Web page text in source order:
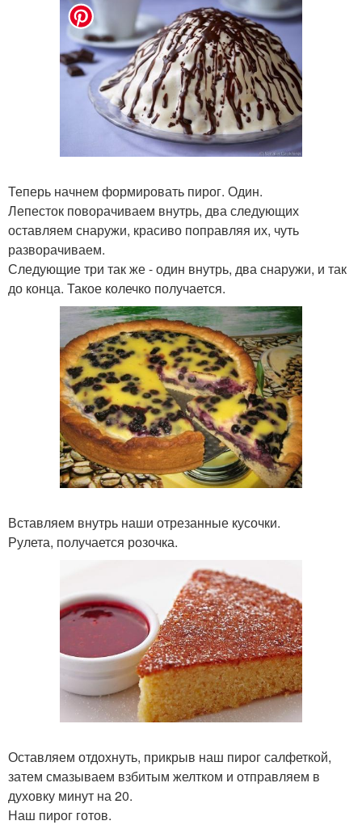
Теперь начнем формировать пирог. Один.
Лепесток поворачиваем внутрь, два следующих
оставляем снаружи, красиво поправляя их, чуть
разворачиваем.
Следующие три так же - один внутрь, два снаружи, и так
до конца. Такое колечко получается.
Вставляем внутрь наши отрезанные кусочки.
Рулета, получается розочка.
Оставляем отдохнуть, прикрыв наш пирог салфеткой,
затем смазываем взбитым желтком и отправляем в
духовку минут на 20.
Наш пирог готов.